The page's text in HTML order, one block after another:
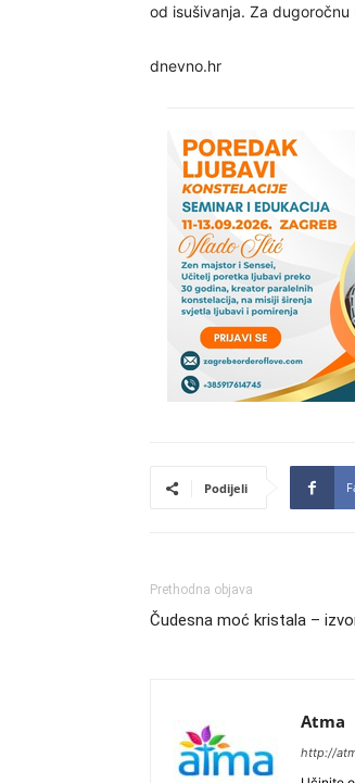
od isušivanja. Za
dnevno.hr
Podijeli
Prethodna objava
Čudesna moć kristala –
Atma
http://